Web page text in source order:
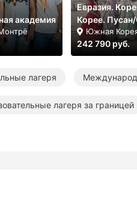
академия
Евразия.
Корее.
Южная
242 790 руб.
лагеря
лагеря за границей